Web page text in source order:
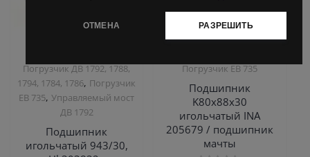
ОТМЕНА РАЗРЕШИТЬ
Погрузчик ДВ 1792, 1788,
1794, 1784, 1786, Погрузчик
ЕВ 735,Управляемый мост
ДВ 1792
Подшипник
игольчатый 943/30,
Погрузчик ЕВ 735
Подшипник
K80х88х30
игольчатый INA
205679 / подшипник
мачты